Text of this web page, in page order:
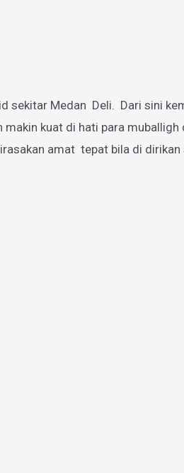
sekitar Medan Deli. Dari sini
kuat di hati para muballigh
amat tepat bila di dirikan